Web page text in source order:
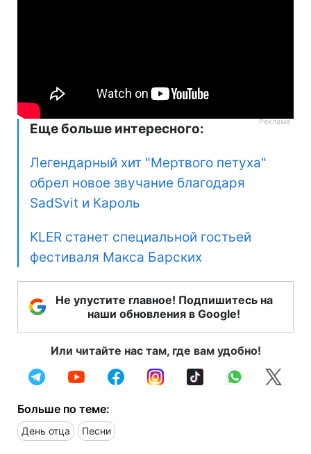
Еще больше интересного:
Легендарный хит "Мертвого петуха"
обрел новое звучание благодаря
SadSvit и Кароль
KLER станет специальной гостьей
фестиваля Макса Барских
Не упустите главное! Подпишитесь на
наши обновления в Google!
Или читайте нас там, где вам удобно!
Больше по теме:
День отца Песни